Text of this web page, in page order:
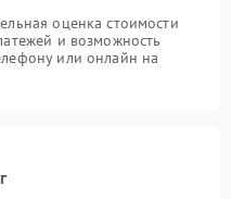
оценка стоимости
и возможность
или онлайн на